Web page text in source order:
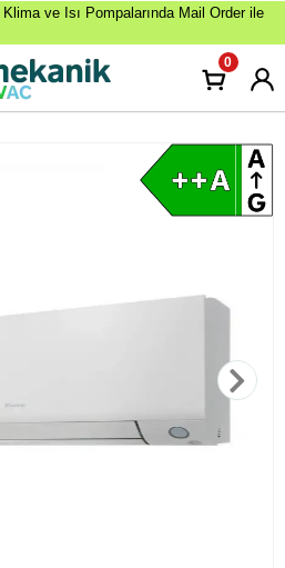
ve Isı Pompalarında Mail Order ile
0